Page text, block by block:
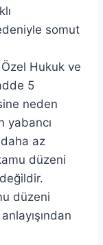
somut
Hukuk ve
5
neden
yabancı
az
düzeni
düzeni